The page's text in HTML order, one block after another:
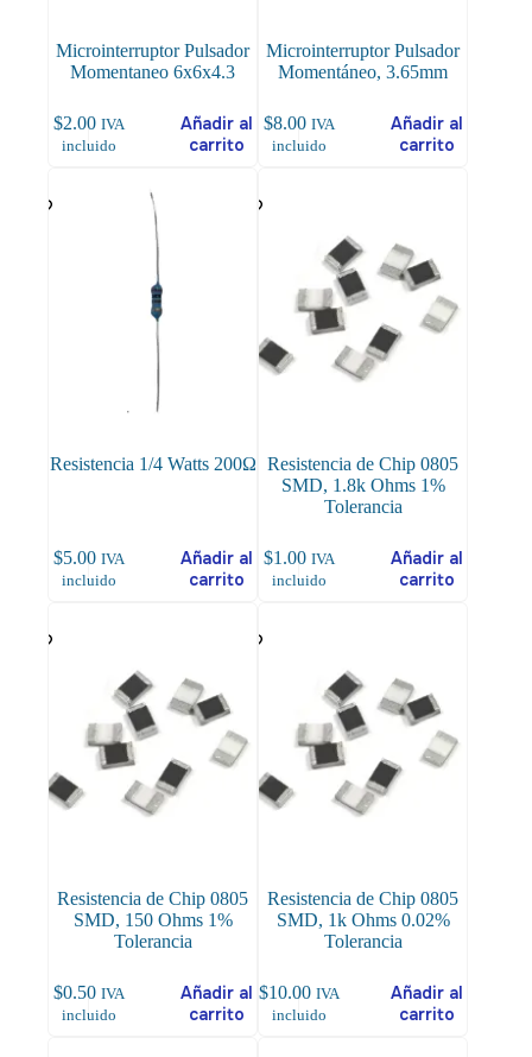
Microinterruptor Pulsador
Momentaneo 6x6x4.3
$2.00 IVA
incluido
Añadir al
carrito
Microinterruptor Pulsador
Momentáneo, 3.65mm
$8.00 IVA
incluido
Añadir al
carrito
Resistencia 1/4 Watts 200Ω
$5.00 IVA
incluido
Añadir al
carrito
Resistencia de Chip 0805
SMD, 1.8k Ohms 1%
Tolerancia
$1.00 IVA
incluido
Añadir al
carrito
Resistencia de Chip 0805
SMD, 150 Ohms 1%
Tolerancia
$0.50 IVA
incluido
Añadir al
carrito
Resistencia de Chip 0805
SMD, 1k Ohms 0.02%
Tolerancia
$10.00 IVA
incluido
Añadir al
carrito